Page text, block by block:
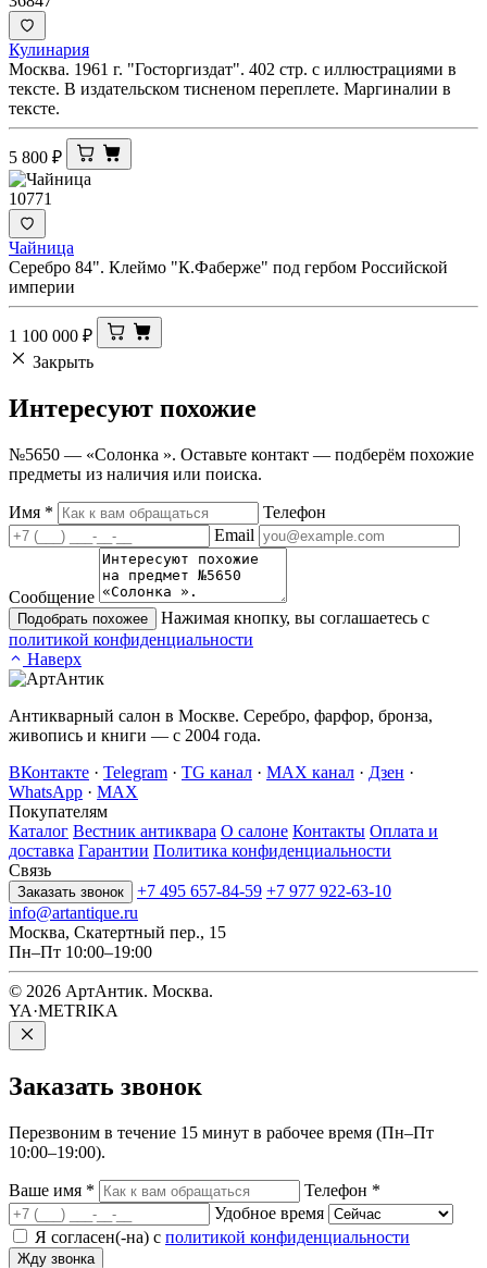
Кулинария
Москва. 1961 г. "Госторгиздат". 402 стр. с иллюстрациями в
тексте. В издательском тисненом переплете. Маргиналии в
тексте.
5 800 ₽
10771
Чайница
Серебро 84". Клеймо "К.Фаберже" под гербом Российской
империи
1 100 000 ₽
Закрыть
Интересуют похожие
№5650 — «Солонка ». Оставьте контакт — подберём похожие
предметы из наличия или поиска.
Имя *
Телефон
Email
Сообщение
Подобрать похожее
Нажимая кнопку, вы соглашаетесь с
политикой конфиденциальности
Наверх
Антикварный салон в Москве. Серебро, фарфор, бронза,
живопись и книги — с 2004 года.
ВКонтакте · Telegram · TG канал · MAX канал · Дзен ·
WhatsApp · MAX
Покупателям
Каталог Вестник антиквара О салоне Контакты Оплата и
доставка Гарантии Политика конфиденциальности
Связь
Заказать звонок +7 495 657-84-59 +7 977 922-63-10
info@artantique.ru
Москва, Скатертный пер., 15
Пн–Пт 10:00–19:00
© 2026 АртАнтик. Москва.
YA·METRIKA
Заказать звонок
Перезвоним в течение 15 минут в рабочее время (Пн–Пт
10:00–19:00).
Ваше имя * Телефон *
Удобное время
Я согласен(-на) с политикой конфиденциальности
Жду звонка